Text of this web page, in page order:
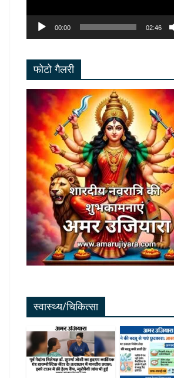
00:00 02:46
फोटो गैलरी
स्वास्थ्य/चिकित्सा